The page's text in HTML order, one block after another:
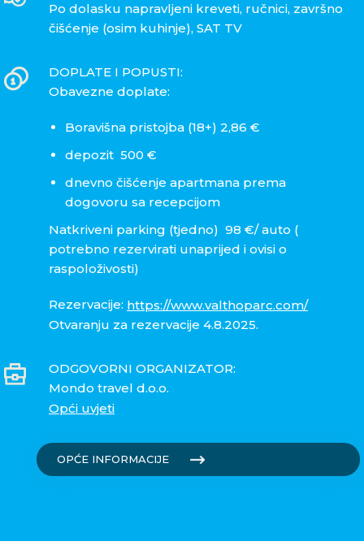
Po dolasku napravljeni kreveti, ručnici, završno
čišćenje (osim kuhinje), SAT TV
DOPLATE I POPUSTI:
Obavezne doplate:
Boravišna pristojba (18+) 2,86 €
depozit 500 €
dnevno čišćenje apartmana prema
dogovoru sa recepcijom
Natkriveni parking (tjedno) 98 €/ auto (
potrebno rezervirati unaprijed i ovisi o
raspoloživosti)
Rezervacije: https://www.valthoparc.com/
Otvaranju za rezervacije 4.8.2025.
ODGOVORNI ORGANIZATOR:
Mondo travel d.o.o.
Opći uvjeti
OPĆE INFORMACIJE